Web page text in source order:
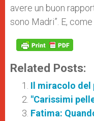
avere un buon
sono Madri”. E,
Related Posts:
Il miracolo del
"Carissimi
Fatima: